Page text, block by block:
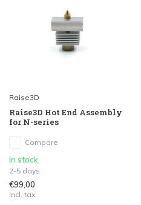
Raise3D
Raise3D Hot End Assembly
for N-series
Compare
In stock
2-5 days
€99,00
Incl. tax